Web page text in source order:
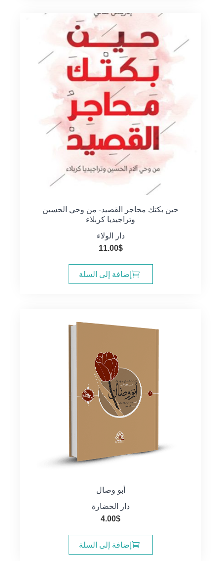
حين بكتك محاجر القصيد- من وحي الحسين
وتراجيديا كربلاء
دار الولاء
11.00$
إضافة إلى السلة
أبو وصال
دار الحضارة
4.00$
إضافة إلى السلة